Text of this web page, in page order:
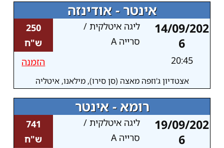
אינטר - אודינזה
14/09/202
6
20:45
ליגה איטלקית /
סרייה A
250
ש"ח
הזמנה
אצטדיון ג'וזפה מאצה (סן סירו), מילאנו, איטליה
רומא - אינטר
19/09/202
6
ליגה איטלקית /
סרייה A
741
ש"ח